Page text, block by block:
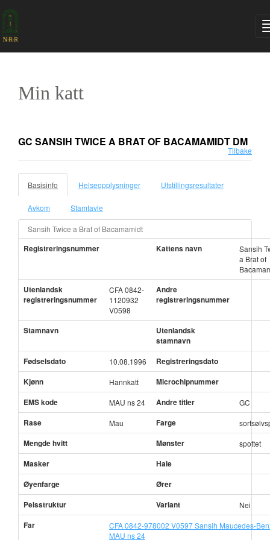
Min katt
GC SANSIH TWICE A BRAT OF BACAMAMIDT DM
Tilbake
Basisinfo Helseopplysninger Utstillingsresultater
Avkom Stamtavle
Sansih Twice a Brat of Bacamamidt
Registreringsnummer Kattens navn
Sansih
a Brat of
Utenlandsk
registreringsnummer
CFA 0842-
1120932
V0598
Andre
registreringsnummer
Stamnavn
Utenlandsk
stamnavn
Fødselsdato
10.08.1996
Registreringsdato
Kjønn
Hannkatt
Microchipnummer
EMS kode
MAU ns 24 Andre titler GC
Rase Mau Farge
Mengde hvitt Mønster spottet
Masker
Hale
Øyenfarge
Ører
Pelsstruktur
Variant Nei
Far
CFA 0842-978002 V0597 Sansih Maucedes-
MAU ns 24